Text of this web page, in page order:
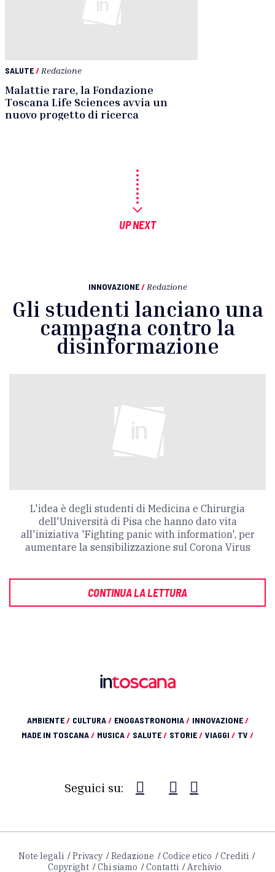
SALUTE/ Redazione
Malattie rare, la Fondazione
Toscana Life Sciences avvia un
nuovo progetto di ricerca
UP NEXT
INNOVAZIONE / Redazione
Gli studenti lanciano una
campagna contro la
disinformazione
L'idea è degli studenti di Medicina e Chirurgia
dell'Università di Pisa che hanno dato vita
all'iniziativa 'Fighting panic with information', per
aumentare la sensibilizzazione sul Corona Virus
CONTINUA LA LETTURA
AMBIENTE/ CULTURA/ ENOGASTRONOMIA/ INNOVAZIONE/
MADE IN TOSCANA/ MUSICA/ SALUTE/ STORIE/ VIAGGI / TV /
Seguici su:
Note legali Privacy Redazione Codice etico
Crediti
Copyright
Chi siamo Contatti Archivio